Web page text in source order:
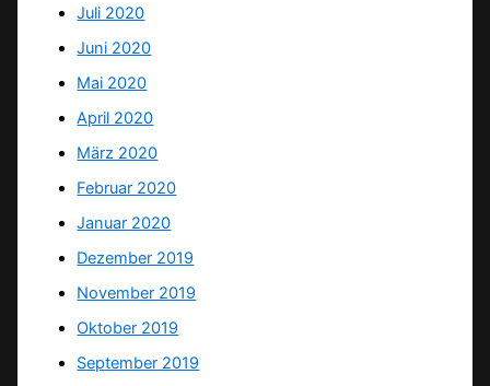
Juli 2020
Juni 2020
Mai 2020
April 2020
März 2020
Februar 2020
Januar 2020
Dezember 2019
November 2019
Oktober 2019
September 2019